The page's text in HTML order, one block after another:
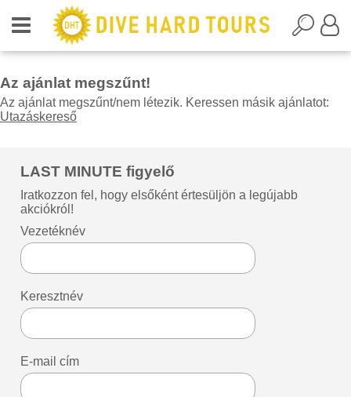
Az ajánlat megszűnt!
Az ajánlat megszűnt/nem létezik. Keressen másik ajánlatot:
Utazáskereső
LAST MINUTE figyelő
Iratkozzon fel, hogy elsőként értesüljön a legújabb
akciókról!
Vezetéknév
Keresztnév
E-mail cím